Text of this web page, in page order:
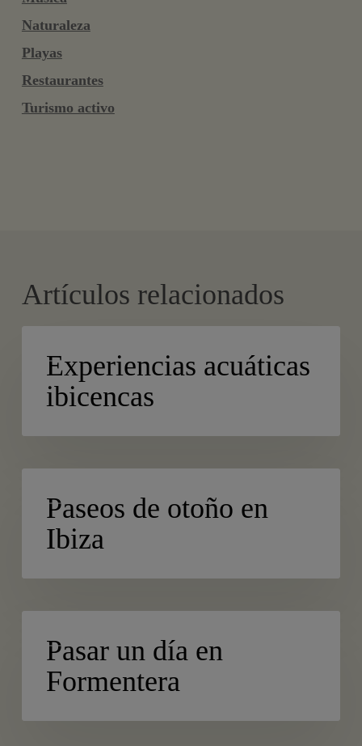
Naturaleza
Playas
Restaurantes
Turismo activo
Artículos relacionados
acuáticas
ibicencas
Experiencias acuáticas
ibicencas
otoñoPaseos de otoño en
Ibiza
Pasar un día en
Formentera